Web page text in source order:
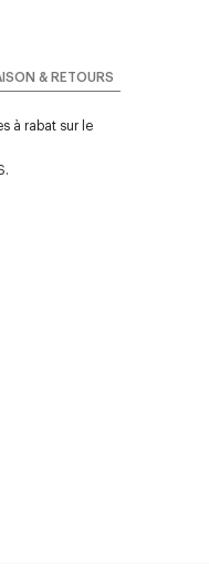
& RETOURS
à rabat sur le